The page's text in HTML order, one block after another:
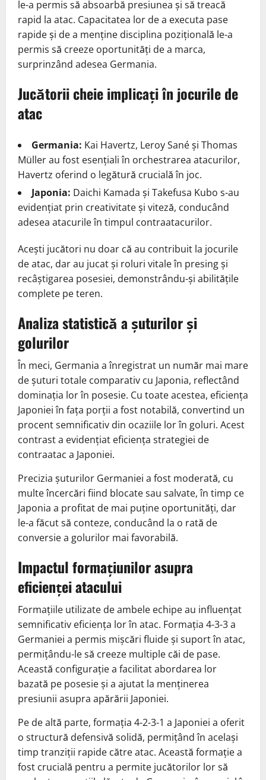
le-a permis să absoarbă presiunea și să treacă
rapid la atac. Capacitatea lor de a executa pase
rapide și de a menține disciplina pozițională le-a
permis să creeze oportunități de a marca,
surprinzând adesea Germania.
Jucătorii cheie implicați în jocurile de
atac
Germania: Kai Havertz, Leroy Sané și Thomas
Müller au fost esențiali în orchestrarea atacurilor,
Havertz oferind o legătură crucială în joc.
Japonia: Daichi Kamada și Takefusa Kubo s-au
evidențiat prin creativitate și viteză, conducând
adesea atacurile în timpul contraatacurilor.
Acești jucători nu doar că au contribuit la jocurile
de atac, dar au jucat și roluri vitale în presing și
recâștigarea posesiei, demonstrându-și abilitățile
complete pe teren.
Analiza statistică a șuturilor și
golurilor
În meci, Germania a înregistrat un număr mai mare
de șuturi totale comparativ cu Japonia, reflectând
dominația lor în posesie. Cu toate acestea, eficiența
Japoniei în fața porții a fost notabilă, convertind un
procent semnificativ din ocaziile lor în goluri. Acest
contrast a evidențiat eficiența strategiei de
contraatac a Japoniei.
Precizia șuturilor Germaniei a fost moderată, cu
multe încercări fiind blocate sau salvate, în timp ce
Japonia a profitat de mai puține oportunități, dar
le-a făcut să conteze, conducând la o rată de
conversie a golurilor mai favorabilă.
Impactul formațiunilor asupra
eficienței atacului
Formațiile utilizate de ambele echipe au influențat
semnificativ eficiența lor în atac. Formația 4-3-3 a
Germaniei a permis mișcări fluide și suport în atac,
permițându-le să creeze multiple căi de pase.
Această configurație a facilitat abordarea lor
bazată pe posesie și a ajutat la menținerea
presiunii asupra apărării Japoniei.
Pe de altă parte, formația 4-2-3-1 a Japoniei a oferit
o structură defensivă solidă, permițând în același
timp tranziții rapide către atac. Această formație a
fost crucială pentru a permite jucătorilor lor să